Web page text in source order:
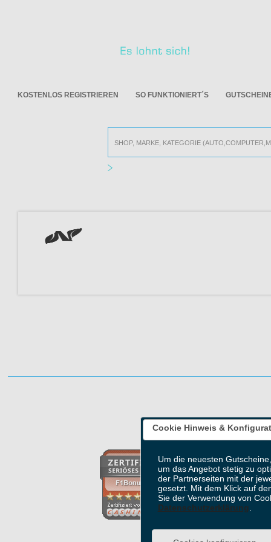
KOSTENLOS REGISTRIEREN SO FUNKTIONIERT´S
Auf WhatsApp teilen
Aktuell verfügbare Bonusaktionen: 4
Cookie Hinweis &
Um die neuesten
um das Angebot stetig zu
der Partnerseiten mit der
gesetzt. Mit dem Klick auf
Sie der Verwendung von
Datenschutzerklärung